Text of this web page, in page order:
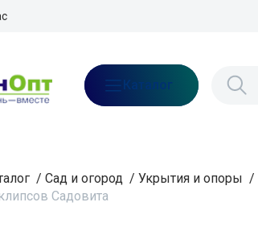
Каталог
/ Сад и огород / Укрытия и опоры /
Садовита